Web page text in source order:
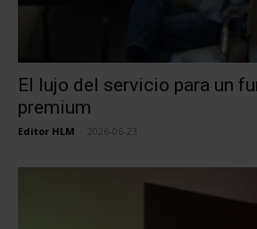
El lujo del servicio para un
premium
Editor HLM 2026-06-23